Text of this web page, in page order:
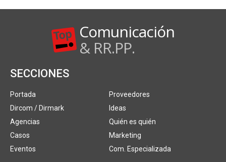
Comunicación
& RR.PP.
SECCIONES
Portada
Dircom / Dirmark
Agencias
Casos
Eventos
Proveedores
Ideas
Quién es quién
Marketing
Com. Especializada